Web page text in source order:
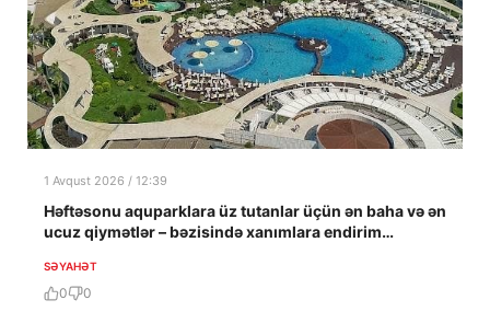
1 Avqust 2026 / 12:39
Həftəsonu aquparklara üz tutanlar üçün ən baha və ən
ucuz qiymətlər – bəzisində xanımlara endirim…
SƏYAHƏT
0 0